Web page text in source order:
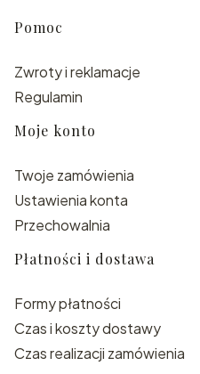
Linki w stopce
Pomoc
Zwroty i reklamacje
Regulamin
Moje konto
Twoje zamówienia
Ustawienia konta
Przechowalnia
Płatności i dostawa
Formy płatności
Czas i koszty dostawy
Czas realizacji zamówienia